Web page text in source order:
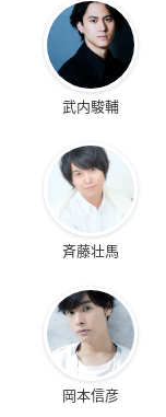
武内駿輔
斉藤壮馬
岡本信彦